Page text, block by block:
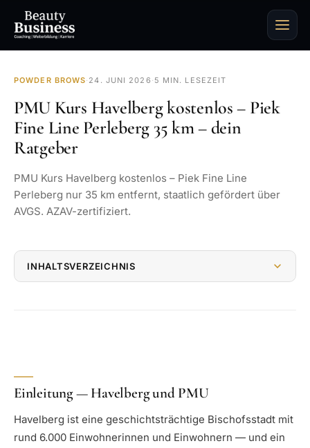
POWDER BROWS· 24. JUNI 2026 · 5 MIN. LESEZEIT
PMU Kurs Havelberg kostenlos – Piek
Fine Line Perleberg 35 km – dein
Ratgeber
PMU Kurs Havelberg kostenlos – Piek Fine Line
Perleberg nur 35 km entfernt, staatlich gefördert über
AVGS. AZAV-zertifiziert.
INHALTSVERZEICHNIS
Einleitung — Havelberg und PMU
Havelberg ist eine geschichtsträchtige Bischofsstadt mit
rund 6.000 Einwohnerinnen und Einwohnern — und ein